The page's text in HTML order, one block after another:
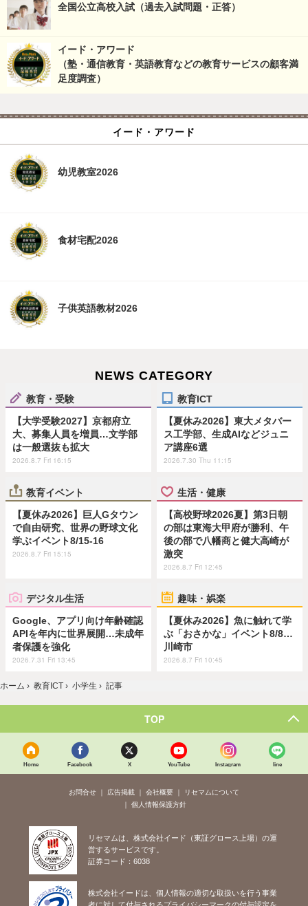
全国公立高校入試（過去入試問題・正答）
イード・アワード
（塾・通信教育・英語教育などの教育サービスの顧客満
足度調査）
イード・アワード
幼児教室2026
食材宅配2026
子供英語教材2026
NEWS CATEGORY
教育・受験
【大学受験2027】京都府立
大、募集人員を増員…文学部
は一般選抜も拡大
2026.8.7 Fri 16:15
教育ICT
【夏休み2026】東大メタバー
ス工学部、生成AIなどジュニ
ア講座6選
2026.7.30 Thu 11:15
教育イベント
【夏休み2026】巨人Gタウン
で自由研究、世界の野球文化
学ぶイベント8/15-16
2026.8.7 Fri 15:15
生活・健康
【高校野球2026夏】第3日朝
の部は東海大甲府が勝利、午
後の部で八幡商と健大高崎が
激突
2026.8.7 Fri 12:45
デジタル生活
Google、アプリ向け年齢確認
APIを年内に世界展開…未成年
者保護を強化
2026.7.31 Fri 13:45
趣味・娯楽
【夏休み2026】魚に触れて学
ぶ「おさかな」イベント8/8…
川崎市
2026.8.7 Fri 10:45
ホーム › 教育ICT › 小学生 › 記事
TOP
Home Facebook X YouTube Instagram line
お問合せ 広告掲載 会社概要
リセマムについて
個人情報保護方針
リセマムは、株式会社イード（東証グロース上場）の運
営するサービスです。
証券コード：6038
株式会社イードは、個人情報の適切な取扱いを行う事業